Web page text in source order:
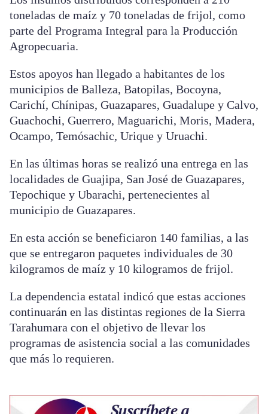
toneladas de maíz y 70 toneladas de frijol, como
parte del Programa Integral para la Producción
Agropecuaria.
Estos apoyos han llegado a habitantes de los
municipios de Balleza, Batopilas, Bocoyna,
Carichí, Chínipas, Guazapares, Guadalupe y Calvo,
Guachochi, Guerrero, Maguarichi, Moris, Madera,
Ocampo, Temósachic, Urique y Uruachi.
En las últimas horas se realizó una entrega en las
localidades de Guajipa, San José de Guazapares,
Tepochique y Ubarachi, pertenecientes al
municipio de Guazapares.
En esta acción se beneficiaron 140 familias, a las
que se entregaron paquetes individuales de 30
kilogramos de maíz y 10 kilogramos de frijol.
La dependencia estatal indicó que estas acciones
continuarán en las distintas regiones de la Sierra
Tarahumara con el objetivo de llevar los
programas de asistencia social a las comunidades
que más lo requieren.